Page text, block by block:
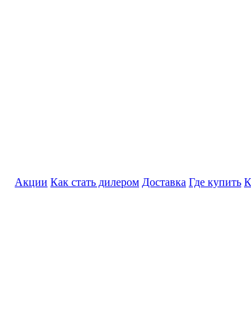
Акции Как стать дилером Доставка Где купить